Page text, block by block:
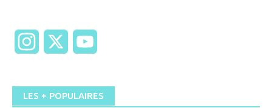
Instagram
LES + POPULAIRES